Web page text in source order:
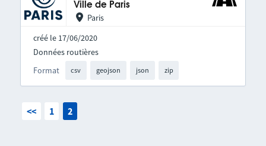
Ville de Paris
Paris
créé le 17/06/2020
Format csv geojson json zip
Données routières
<< 1 2